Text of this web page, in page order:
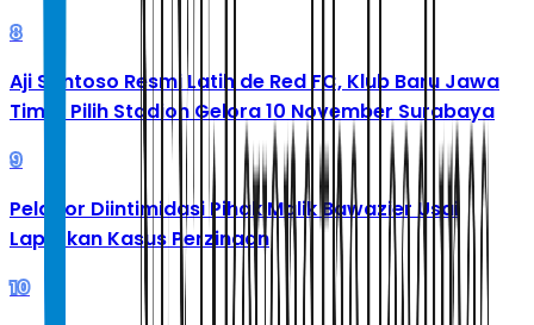
8
Aji Santoso Resmi Latih de Red FC, Klub Baru Jawa
Timur Pilih Stadion Gelora 10 November Surabaya
9
Pelapor Diintimidasi Pihak Malik Bawazier Usai
Laporkan Kasus Perzinaan
10